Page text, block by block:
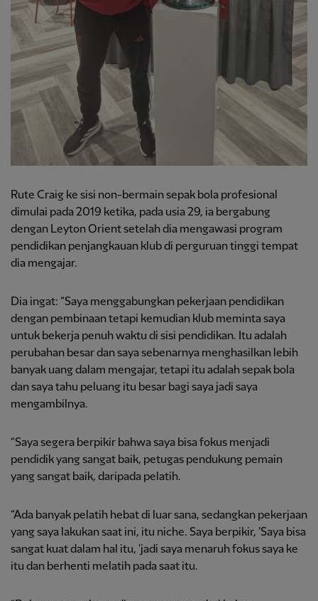
Rute Craig ke sisi non-bermain sepak bola profesional
dimulai pada 2019 ketika, pada usia 29, ia bergabung
dengan Leyton Orient setelah dia mengawasi program
pendidikan penjangkauan klub di perguruan tinggi tempat
dia mengajar.
Dia ingat: “Saya menggabungkan pekerjaan pendidikan
dengan pembinaan tetapi kemudian klub meminta saya
untuk bekerja penuh waktu di sisi pendidikan. Itu adalah
perubahan besar dan saya sebenarnya menghasilkan lebih
banyak uang dalam mengajar, tetapi itu adalah sepak bola
dan saya tahu peluang itu besar bagi saya jadi saya
mengambilnya.
“Saya segera berpikir bahwa saya bisa fokus menjadi
pendidik yang sangat baik, petugas pendukung pemain
yang sangat baik, daripada pelatih.
“Ada banyak pelatih hebat di luar sana, sedangkan pekerjaan
yang saya lakukan saat ini, itu niche. Saya berpikir, 'Saya bisa
sangat kuat dalam hal itu, 'jadi saya menaruh fokus saya ke
itu dan berhenti melatih pada saat itu.